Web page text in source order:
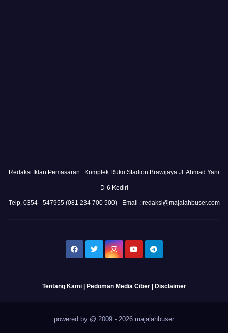
Redaksi Iklan Pemasaran : Komplek Ruko Stadion Brawijaya Jl. Ahmad Yani
D-6 Kediri
Telp. 0354 - 547955 (081 234 700 500) - Email : redaksi@majalahbuser.com
Tentang Kami| Pedoman Media Ciber| Disclaimer
powered by @ 2009 - 2026 majalahbuser